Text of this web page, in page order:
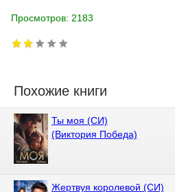
Просмотров: 2183
Похожие книги
Ты моя (СИ)
(Виктория Победа)
Жертвуя королевой (СИ)